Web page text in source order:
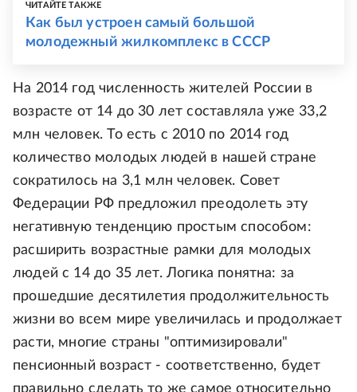
ЧИТАЙТЕ ТАКЖЕ
Как был устроен самый большой
молодежный жилкомплекс в СССР
На 2014 год численность жителей России в
возрасте от 14 до 30 лет составляла уже 33,2
млн человек. То есть с 2010 по 2014 год
количество молодых людей в нашей стране
сократилось на 3,1 млн человек. Совет
Федерации РФ предложил преодолеть эту
негативную тенденцию простым способом:
расширить возрастные рамки для молодых
людей с 14 до 35 лет. Логика понятна: за
прошедшие десятилетия продолжительность
жизни во всем мире увеличилась и продолжает
расти, многие страны "оптимизировали"
пенсионный возраст - соответственно, будет